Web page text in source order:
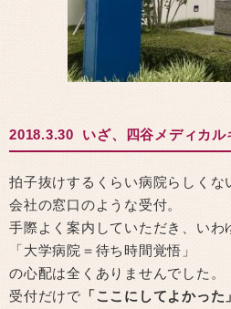
2018.3.30 いざ、四谷メディカル
拍子抜けするくらい病院らしくな
会社の窓口のような受付。
手際よく案内していただき、いわ
「大学病院＝待ち時間覚悟」
の心配は全くありませんでした。
受付だけで 「ここにしてよかった」